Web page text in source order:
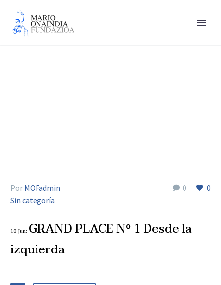
0 0
Por MOFadmin
Sin categoría
10 Jun: GRAND PLACE Nº 1 Desde la
izquierda